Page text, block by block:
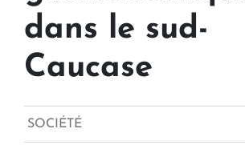
dans le sud-
Caucase
SOCIÉTÉ